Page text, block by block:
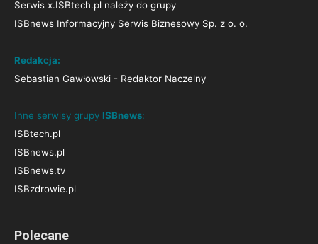
Serwis x.ISBtech.pl należy do grupy
ISBnews Informacyjny Serwis Biznesowy Sp. z o. o.
Redakcja:
Sebastian Gawłowski - Redaktor Naczelny
Inne serwisy grupy ISBnews:
ISBtech.pl
ISBnews.pl
ISBnews.tv
ISBzdrowie.pl
Polecane